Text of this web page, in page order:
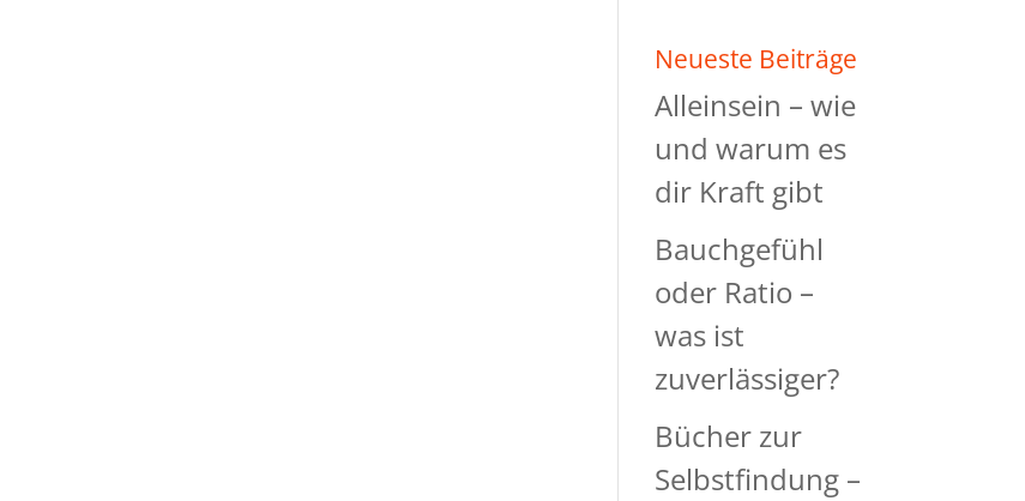
Neueste Beiträge
Alleinsein – wie
und warum es
dir Kraft gibt
Bauchgefühl
oder Ratio –
was ist
zuverlässiger?
Bücher zur
Selbstfindung –